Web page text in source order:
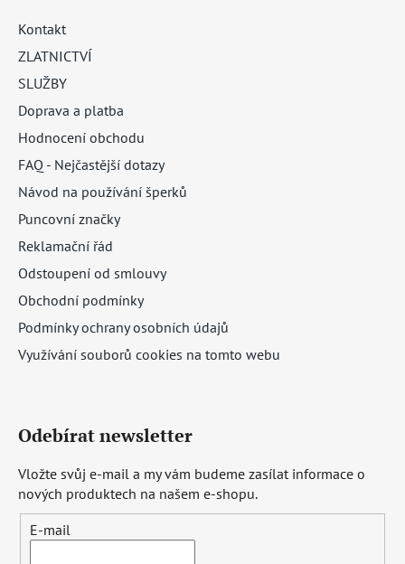
Kontakt
ZLATNICTVÍ
SLUŽBY
Doprava a platba
Hodnocení obchodu
FAQ - Nejčastější dotazy
Návod na používání šperků
Puncovní značky
Reklamační řád
Odstoupení od smlouvy
Obchodní podmínky
Podmínky ochrany osobních údajů
Využívání souborů cookies na tomto webu
Odebírat newsletter
Vložte svůj e-mail a my vám budeme zasílat informace o
nových produktech na našem e-shopu.
E-mail